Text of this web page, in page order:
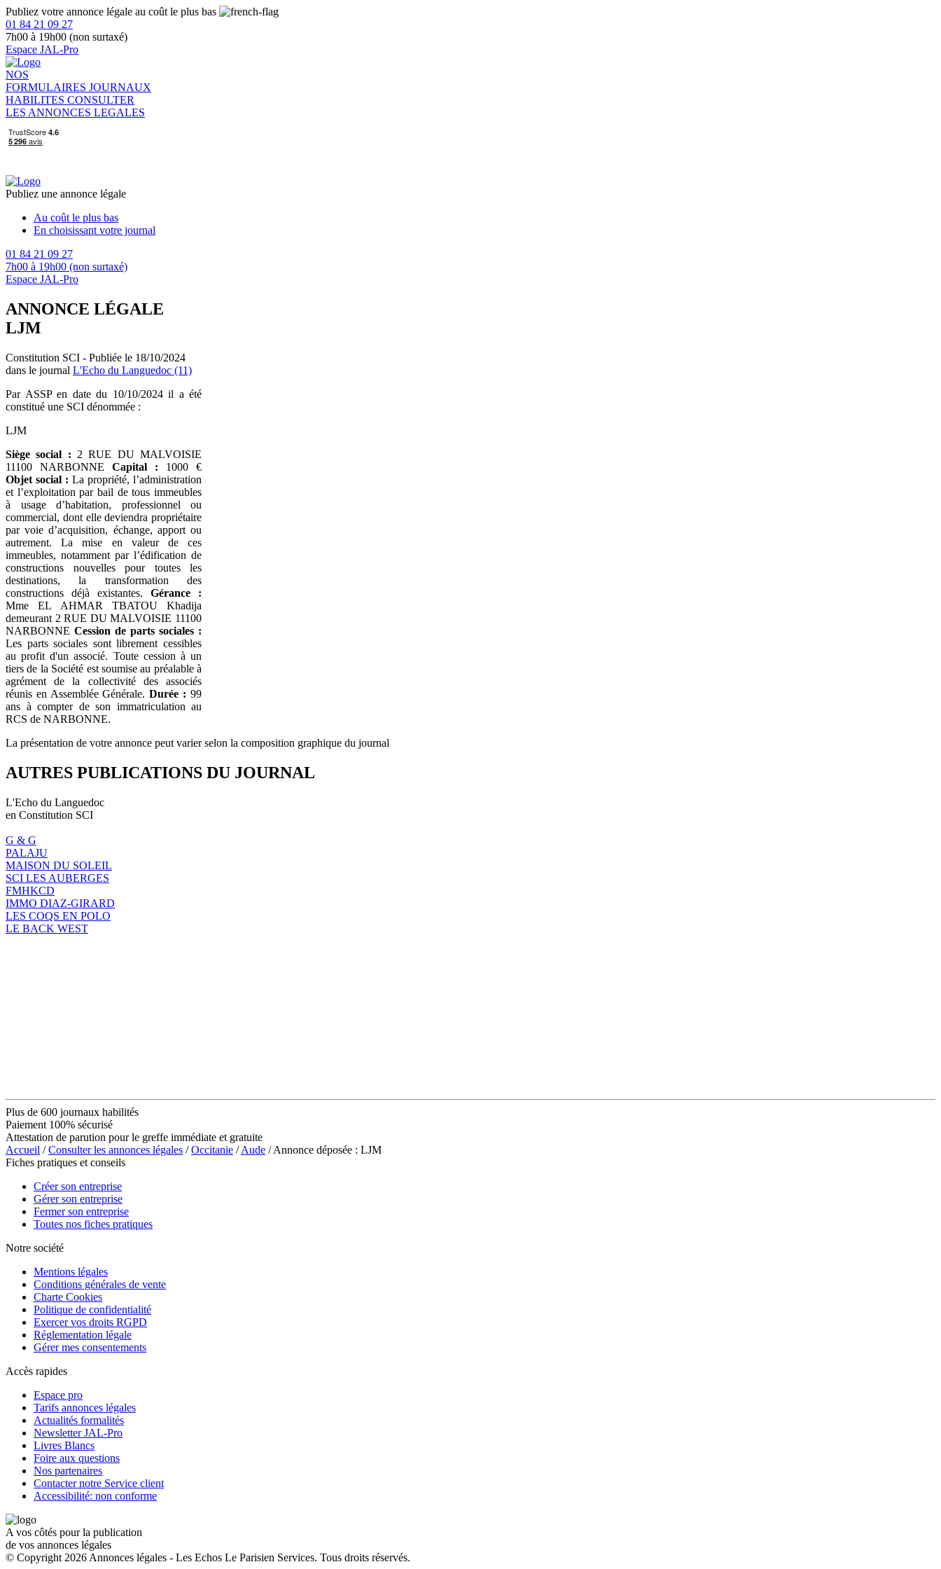
Publiez votre annonce légale au coût le plus bas
01 84 21 09 27
7h00 à 19h00 (non surtaxé)
Espace JAL-Pro
NOS
FORMULAIRES JOURNAUX
HABILITES CONSULTER
LES ANNONCES LEGALES
Publiez une annonce légale
Au coût le plus bas
En choisissant votre journal
01 84 21 09 27
7h00 à 19h00 (non surtaxé)
Espace JAL-Pro
ANNONCE LÉGALE
LJM
Constitution SCI - Publiée le 18/10/2024
dans le journal L'Echo du Languedoc (11)
Par ASSP en date du 10/10/2024 il a été
constitué une SCI dénommée :
LJM
Siège social : 2 RUE DU MALVOISIE
11100 NARBONNE Capital : 1000 €
Objet social : La propriété, l’administration
et l’exploitation par bail de tous immeubles
à usage d’habitation, professionnel ou
commercial, dont elle deviendra propriétaire
par voie d’acquisition, échange, apport ou
autrement. La mise en valeur de ces
immeubles, notamment par l’édification de
constructions nouvelles pour toutes les
destinations, la transformation des
constructions déjà existantes. Gérance :
Mme EL AHMAR TBATOU Khadija
demeurant 2 RUE DU MALVOISIE 11100
NARBONNE Cession de parts sociales :
Les parts sociales sont librement cessibles
au profit d'un associé. Toute cession à un
tiers de la Société est soumise au préalable à
agrément de la collectivité des associés
réunis en Assemblée Générale.Durée : 99
ans à compter de son immatriculation au
RCS de NARBONNE.
La présentation de votre annonce peut varier selon la composition graphique du journal
AUTRES PUBLICATIONS DU JOURNAL
L'Echo du Languedoc
en Constitution SCI
G & G
PALAJU
MAISON DU SOLEIL
SCI LES AUBERGES
FMHKCD
IMMO DIAZ-GIRARD
LES COQS EN POLO
LE BACK WEST
Plus de 600 journaux habilités
Paiement 100% sécurisé
Attestation de parution pour le greffe immédiate et gratuite
Accueil /Consulter les annonces légales /Occitanie /Aude / Annonce déposée : LJM
Fiches pratiques et conseils
Créer son entreprise
Gérer son entreprise
Fermer son entreprise
Toutes nos fiches pratiques
Notre société
Mentions légales
Conditions générales de vente
Charte Cookies
Politique de confidentialité
Exercer vos droits RGPD
Réglementation légale
Gérer mes consentements
Accès rapides
Espace pro
Tarifs annonces légales
Actualités formalités
Newsletter JAL-Pro
Livres Blancs
Foire aux questions
Nos partenaires
Contacter notre Service client
Accessibilité: non conforme
A vos côtés pour la publication
de vos annonces légales
© Copyright 2026 Annonces légales - Les Echos Le Parisien Services. Tous droits réservés.